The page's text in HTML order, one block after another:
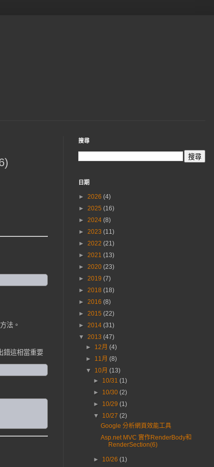
法。
錯這相當重要
搜尋
日期
► 2026 (4)
► 2025 (16)
► 2024 (8)
► 2023 (11)
► 2022 (21)
► 2021 (13)
► 2020 (23)
► 2019 (7)
► 2018 (18)
► 2016 (8)
► 2015 (22)
► 2014 (31)
▼ 2013 (47)
► 12月(4)
► 11月(8)
▼ 10月(13)
► 10/31 (1)
► 10/30 (2)
► 10/29 (1)
▼ 10/27 (2)
Google 分析網頁效能工具
Asp.net MVC 實作RenderBody和
RenderSection(6)
► 10/26 (1)